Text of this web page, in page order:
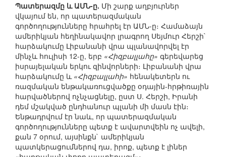
Պատերազմը և ԱՄՆ-ը. Մի շարք աղբյուրներ
վկայում են, որ պատերազմական
գործողությունները հրահրել էր ԱՄՆ-ը։ Համաձայն
ամերիկյան հեղինակավոր լրագրող Սեյմուր Հերշի`
հարձակումը Լիբանանի վրա պլանավորվել էր
մինչև հուլիսի 12-ը, երբ «Հիզբալլահը» գերեվարեց
իսրայելական երկու զինվորների։ Լիբանանի վրա
հարձակումը և «Հիզբալլահի» հենակետերն ու
ռազմական ենթակառուցվածքը օդային-հրթիռային
հարվածներով ոչնչացնելը, ըստ Ս. Հերշի, Իրանի
դեմ մշակված ընդհանուր պլանի մի մասն էին։
Ենթադրվում էր նաև, որ պատերազմական
գործողությունները պետք է ավարտվեին ոչ ավելի,
քան 7 օրում, այսինքն` ամերիկյան
պատկերացումներով դա, իրոք, պետք է լիներ